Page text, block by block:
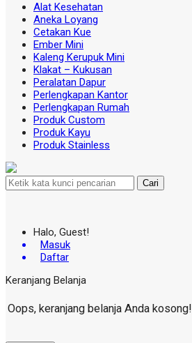
Alat Kesehatan
Aneka Loyang
Cetakan Kue
Ember Mini
Kaleng Kerupuk Mini
Klakat – Kukusan
Peralatan Dapur
Perlengkapan Kantor
Perlengkapan Rumah
Produk Custom
Produk Kayu
Produk Stainless
Cari
Halo, Guest!
Masuk
Daftar
Keranjang Belanja
Oops, keranjang belanja Anda kosong!